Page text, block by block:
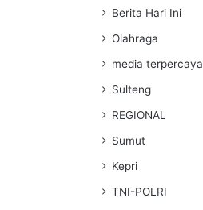
Berita Hari Ini
Olahraga
media terpercaya
Sulteng
REGIONAL
Sumut
Kepri
TNI-POLRI